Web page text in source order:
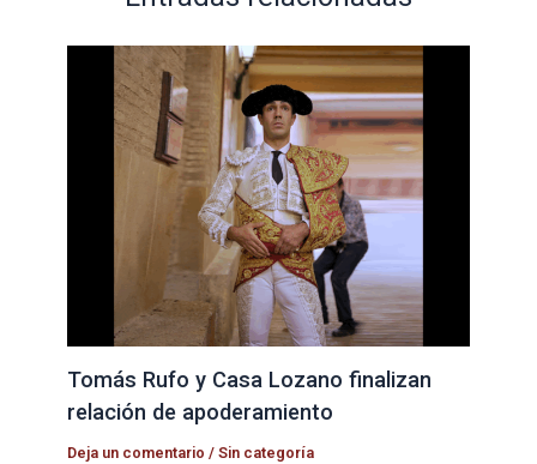
Tomás Rufo y Casa Lozano finalizan
relación de apoderamiento
Deja un comentario /Sin categoría